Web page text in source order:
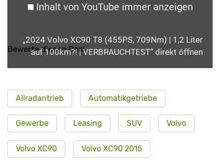
Inhalt von YouTube immer anzeigen
„2024 Volvo XC90 T8 (455PS, 709Nm) | 1,2 Liter
auf 100km?! | VERBRAUCHTEST“ direkt öffnen
Bewerte diesen Deal
Allradantrieb Automatikgetriebe
Gewerbe Leasing SUV Volvo
Volvo XC90 Volvo XC90 2015